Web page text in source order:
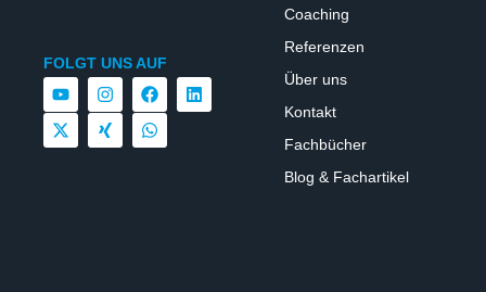
FOLGT UNS AUF
Coaching
Referenzen
Über uns
Kontakt
Fachbücher
Blog & Fachartikel